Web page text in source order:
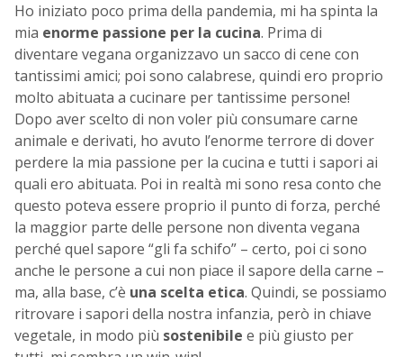
Ho iniziato poco prima della pandemia, mi ha spinta la
mia enorme passione per la cucina. Prima di
diventare vegana organizzavo un sacco di cene con
tantissimi amici; poi sono calabrese, quindi ero proprio
molto abituata a cucinare per tantissime persone!
Dopo aver scelto di non voler più consumare carne
animale e derivati, ho avuto l’enorme terrore di dover
perdere la mia passione per la cucina e tutti i sapori ai
quali ero abituata. Poi in realtà mi sono resa conto che
questo poteva essere proprio il punto di forza, perché
la maggior parte delle persone non diventa vegana
perché quel sapore “gli fa schifo” – certo, poi ci sono
anche le persone a cui non piace il sapore della carne –
ma, alla base, c’è una scelta etica. Quindi, se possiamo
ritrovare i sapori della nostra infanzia, però in chiave
vegetale, in modo più sostenibile e più giusto per